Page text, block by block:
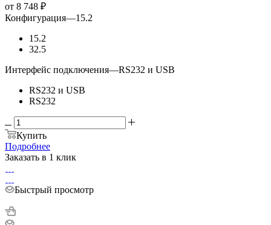
от 8 748 ₽
Конфигурация—15.2
15.2
32.5
Интерфейс подключения—RS232 и USB
RS232 и USB
RS232
Купить
Подробнее
Заказать в 1 клик
Быстрый просмотр